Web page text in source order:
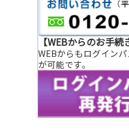
【WEBからのお手続
WEBからもログイン
が可能です｡